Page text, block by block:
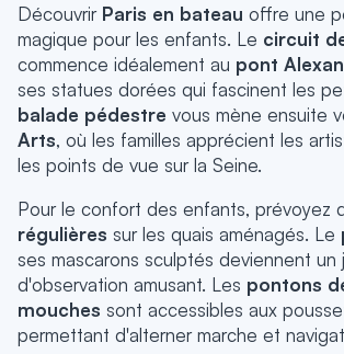
Découvrir Paris en bateau offre une
magique pour les enfants. Le circuit
commence idéalement au pont
ses statues dorées qui fascinent les
balade pédestre vous mène ensuite
Arts, où les familles apprécient les
les points de vue sur la Seine.
Pour le confort des enfants, prévoyez
régulières sur les quais aménagés. Le
ses mascarons sculptés deviennent un
d'observation amusant. Les pontons
mouches sont accessibles aux
permettant d'alterner marche et